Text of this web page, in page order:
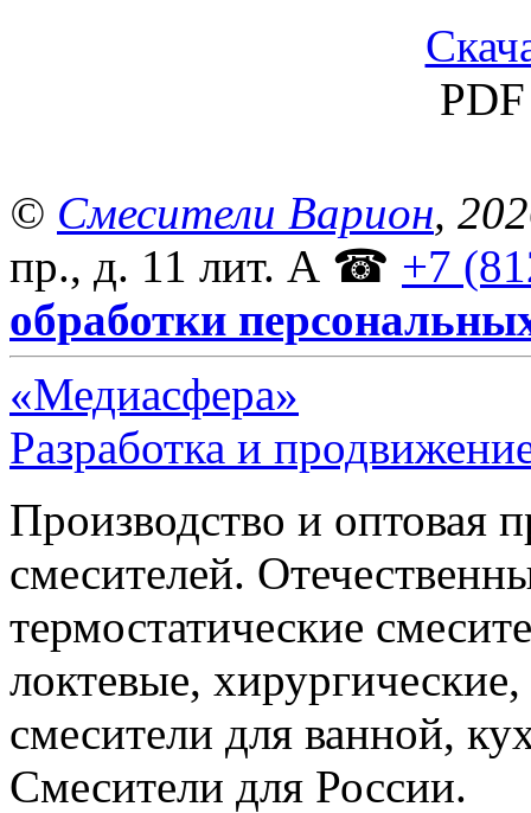
© Смесители Варион,
пр., д. 11 лит. А ☎ +7
обработки
«Медиасфера»
Разработка и
Производство и оптовая
смесителей.
термостатические
локтевые,
смесители для ванной,
Смесители для России.